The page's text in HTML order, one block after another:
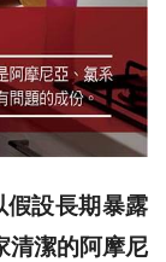
假設長期暴露
清潔的阿摩尼